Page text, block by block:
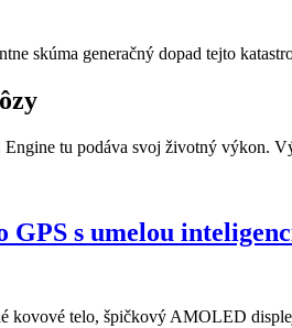
skúma generačný dopad tejto
tu podáva svoj životný výkon.
s umelou
telo, špičkový AMOLED